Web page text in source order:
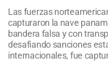
Las fuerzas
capturaron la nave
bandera falsa y con
desafiando sanciones
internacionales, fue